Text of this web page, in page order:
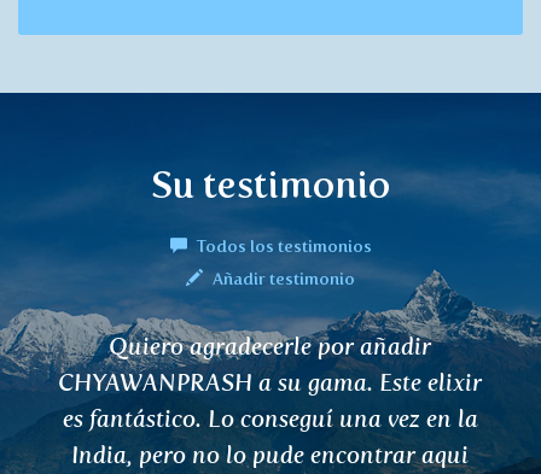
Su testimonio
Todos los testimonios
Añadir testimonio
Quiero agradecerle por añadir
CHYAWANPRASH a su gama. Este elixir
es fantástico. Lo conseguí una vez en la
India, pero no lo pude encontrar aqui